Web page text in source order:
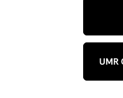
UMR